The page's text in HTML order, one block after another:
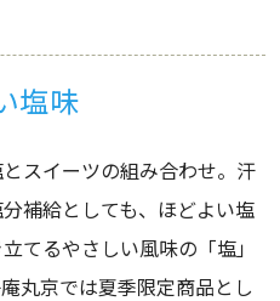
塩味
スイーツの組み合わせ。汗
補給としても、ほどよい塩
てるやさしい風味の「塩」
丸京では夏季限定商品とし